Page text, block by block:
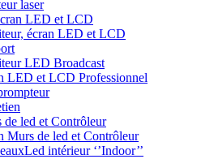
laser
LED et LCD
écran LED et LCD
LED Broadcast
LED et LCD Professionnel
de led et Contrôleur
Murs de led et Contrôleur
intérieur ‘’Indoor’’